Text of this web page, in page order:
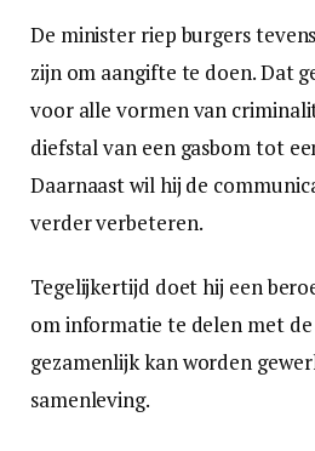
De minister riep burgers
zijn om aangifte te doen. Dat
voor alle vormen van
diefstal van een gasbom tot
Daarnaast wil hij de
verder verbeteren.
Tegelijkertijd doet hij een
om informatie te delen met
gezamenlijk kan worden
samenleving.